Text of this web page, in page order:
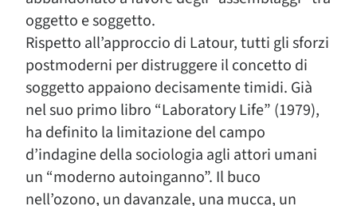
oggetto e soggetto.
Rispetto all’approccio di Latour, tutti gli sforzi
postmoderni per distruggere il concetto di
soggetto appaiono decisamente timidi. Già
nel suo primo libro “Laboratory Life” (1979),
ha definito la limitazione del campo
d’indagine della sociologia agli attori umani
un “moderno autoinganno”. Il buco
nell’ozono, un davanzale, una mucca, un